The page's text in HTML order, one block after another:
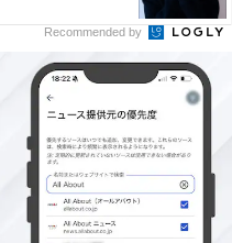
Recommended by